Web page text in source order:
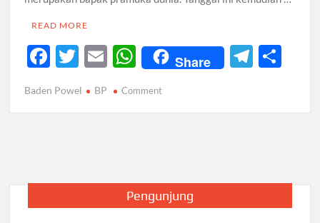
READ MORE
F
e
k
T
itt
E
ail
W
h
at
p
Share
T
Baden Powel BP Commenton
Pengunjung